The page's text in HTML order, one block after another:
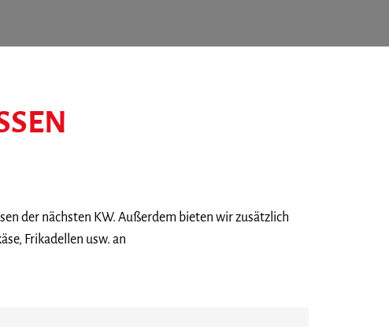
der nächsten KW. Außerdem bieten wir zusätzlich
Frikadellen usw. an